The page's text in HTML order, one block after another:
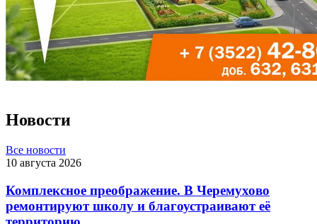
Новости
Все новости
10 августа 2026
Комплексное преображение. В Черемухово
ремонтируют школу и благоустраивают её